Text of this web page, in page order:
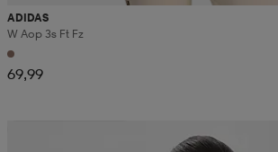
ADIDAS
W Aop 3s Ft Fz
69,99